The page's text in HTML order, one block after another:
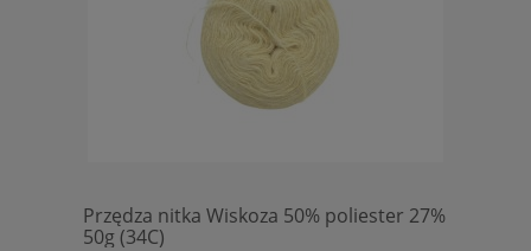
Przędza nitka Wiskoza 50% poliester 27%
50g (34C)